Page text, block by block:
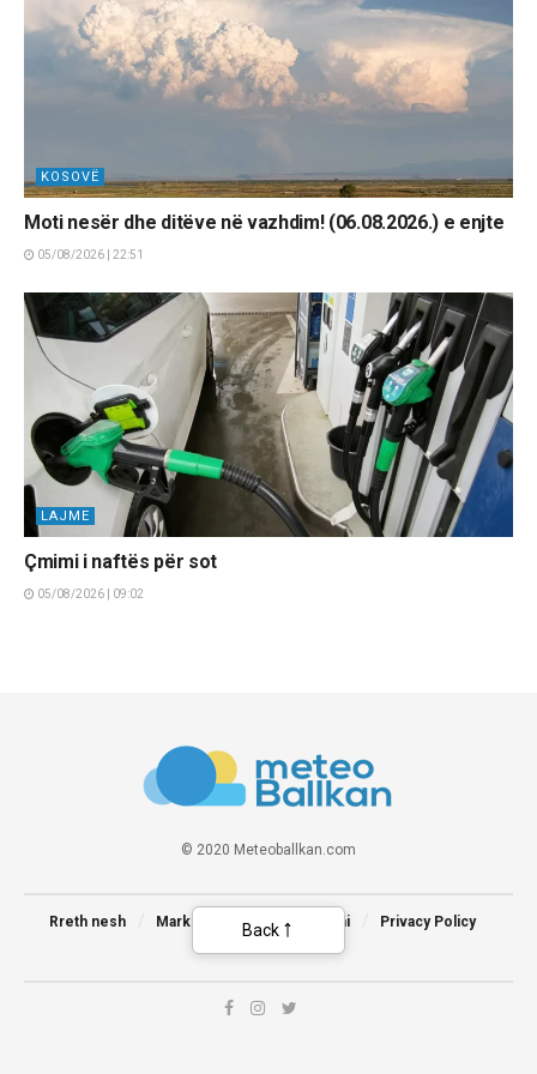
KOSOVË
Moti nesër dhe ditëve në vazhdim! (06.08.2026.) e enjte
05/08/2026 | 22:51
LAJME
Çmimi i naftës për sot
05/08/2026 | 09:02
© 2020 Meteoballkan.com
Rreth nesh Marketing Na kontaktoni Privacy Policy
Back